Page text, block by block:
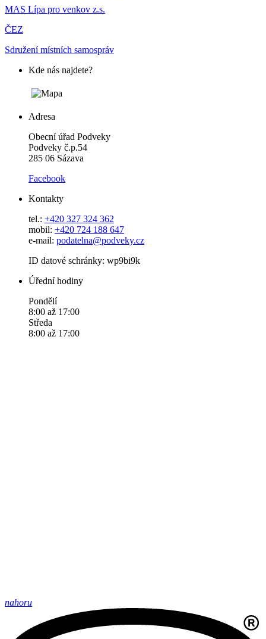
MAS Lípa pro venkov z.s.
ČEZ
Sdružení místních samospráv
Kde nás najdete?
Adresa
Obecní úřad Podveky
Podveky č.p.54
285 06 Sázava
Facebook
Kontakty
tel.: +420 327 324 362
mobil: +420 724 188 647
e-mail: podatelna@podveky.cz
ID datové schránky: wp9bi9k
Úřední hodiny
Pondělí
8:00 až 17:00
Středa
8:00 až 17:00
nahoru